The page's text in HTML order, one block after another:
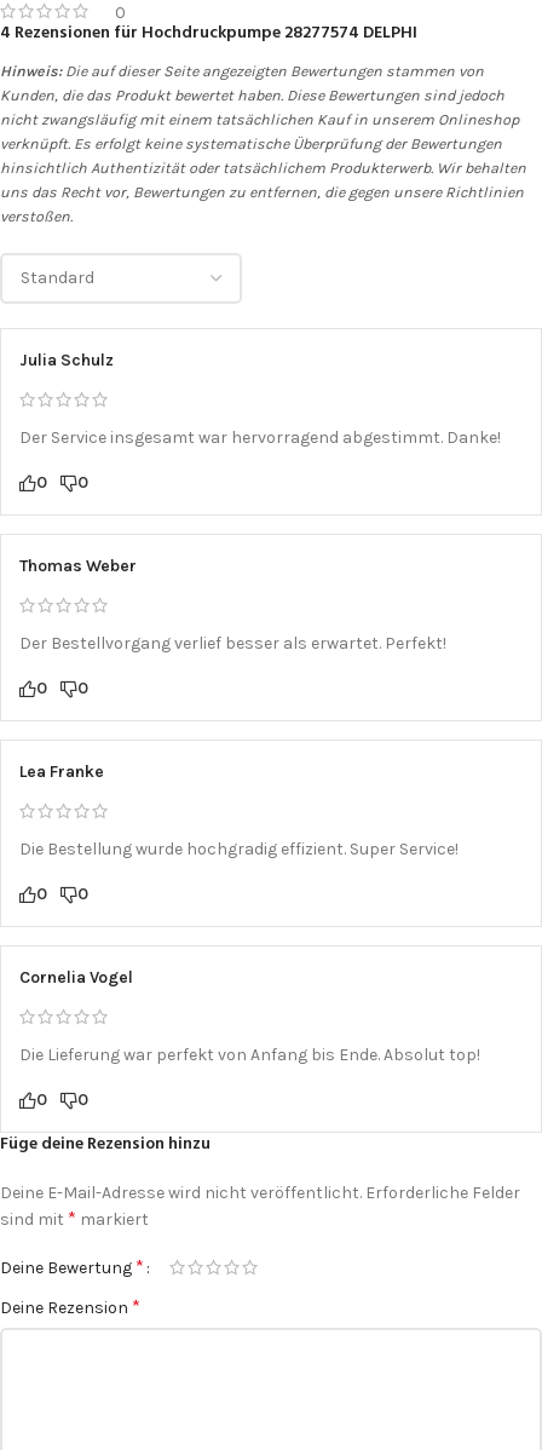
0
4 Rezensionen für Hochdruckpumpe 28277574 DELPHI
Hinweis:Die auf dieser Seite angezeigten Bewertungen stammen von
Kunden, die das Produkt bewertet haben. Diese Bewertungen sind jedoch
nicht zwangsläufig mit einem tatsächlichen Kauf in unserem Onlineshop
verknüpft. Es erfolgt keine systematische Überprüfung der Bewertungen
hinsichtlich Authentizität oder tatsächlichem Produkterwerb. Wir behalten
uns das Recht vor, Bewertungen zu entfernen, die gegen unsere Richtlinien
verstoßen.
Julia Schulz
Der Service insgesamt war hervorragend abgestimmt. Danke!
0 0
Thomas Weber
Der Bestellvorgang verlief besser als erwartet. Perfekt!
0 0
Lea Franke
Die Bestellung wurde hochgradig effizient. Super Service!
0 0
Cornelia Vogel
Die Lieferung war perfekt von Anfang bis Ende. Absolut top!
0 0
Füge deine Rezension hinzu
Deine E-Mail-Adresse wird nicht veröffentlicht. Erforderliche Felder
sind mit * markiert
Deine Bewertung *
Deine Rezension *